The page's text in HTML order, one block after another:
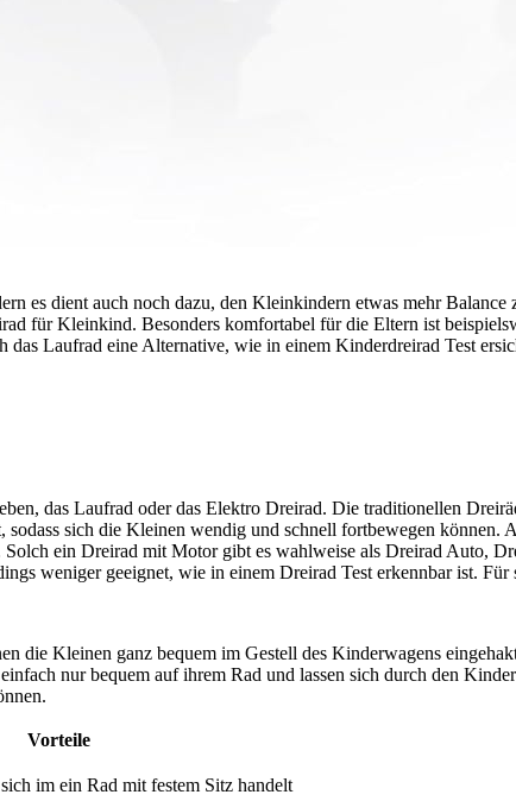
es dient auch noch dazu, den Kleinkindern etwas mehr
für Kleinkind. Besonders komfortabel für die Eltern ist
das Laufrad eine Alternative, wie in einem Kinderdreirad Test
das Laufrad oder das Elektro Dreirad. Die traditionellen
sich die Kleinen wendig und schnell fortbewegen
ein Dreirad mit Motor gibt es wahlweise als Dreirad Auto,
weniger geeignet, wie in einem Dreirad Test erkennbar ist. Für
die Kleinen ganz bequem im Gestell des Kinderwagens
nur bequem auf ihrem Rad und lassen sich durch den
Vorteile
im ein Rad mit festem Sitz handelt